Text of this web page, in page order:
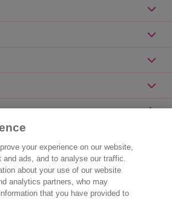
your experience on our website,
and ads, and to analyse our traffic.
about your use of our website
analytics partners, who may
that you have provided to